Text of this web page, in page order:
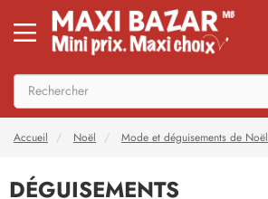
Accueil Noël Mode et déguisements de Noël
DÉGUISEMENTS